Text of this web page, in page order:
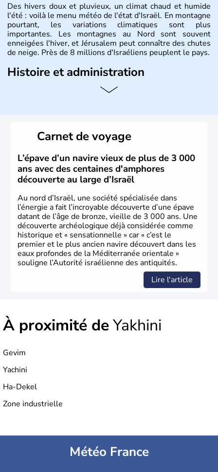
Des hivers doux et pluvieux, un climat chaud et humide
l'été : voilà le menu météo de l'état d'Israël. En montagne
pourtant, les variations climatiques sont plus
importantes. Les montagnes au Nord sont souvent
enneigées l'hiver, et Jérusalem peut connaître des chutes
de neige. Près de 8 millions d'Israéliens peuplent le pays.
Histoire et administration
L'Israël est un état de la partie est de la Méditerranée,
vrai essor économique dans le domaine des nouvelles
Carnet de voyage
L’épave d’un navire vieux de plus de 3 000
ans avec des centaines d'amphores
découverte au large d’Israël
Au nord d’Israël, une société spécialisée dans
l’énergie a fait l’incroyable découverte d’une épave
datant de l’âge de bronze, vieille de 3 000 ans. Une
découverte archéologique déjà considérée comme
historique et « sensationnelle » car « c’est le
premier et le plus ancien navire découvert dans les
eaux profondes de la Méditerranée orientale »
souligne l’Autorité israélienne des antiquités.
Lire l'article
À proximité deYakhini
Gevim
Yachini
Ha-Dekel
Zone industrielle
Météo France